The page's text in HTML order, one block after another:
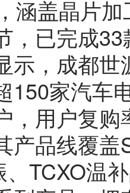
涵盖晶片
，已完成
示，成都
150家汽车
，用户复
产品线覆
TCXO温